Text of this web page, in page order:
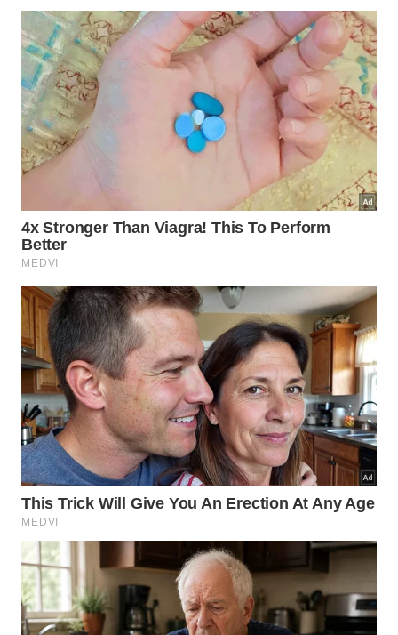
O segredo da água de arroz
está na sua
composição: ela contémácido ferúlico, alantoína e
amido, substâncias que acalmam a pele irritada,
reduzem a oleosidade e criam uma barreira
protetora contra agressões externas. Estudos
recentes confirmaram que o uso regular da
arroz
a aparência de poros dilatados. É o tipo dereceita
caseira que custa zero e entrega resultados visíveis
em poucas semanas.